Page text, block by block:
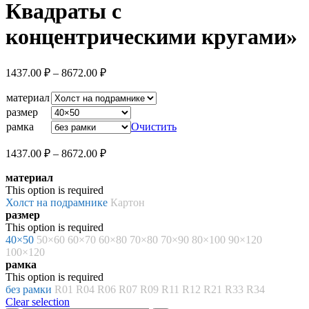
Квадраты с
концентрическими кругами»
1437.00 ₽ – 8672.00 ₽Диапазон
1437.00 ₽
–
8672.00 ₽
материал
размер
рамка
Очистить
1437.00 ₽ – 8672.00 ₽Диапазон
8672.00 ₽
материал
This option is required
Холст на подрамнике Картон
размер
This option is required
40×50 50×60 60×70 60×80 70×80 70×90 80×100 90×120
100×120
рамка
This option is required
без рамки R01 R04 R06 R07 R09 R11 R12 R21 R33 R34
Clear selection